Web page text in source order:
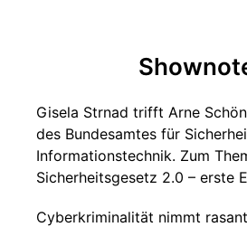
Gisela Strnad trifft Arne
des Bundesamtes für
Informationstechnik. Zum
Sicherheitsgesetz 2.0 – erste
Cyberkriminalität nimmt